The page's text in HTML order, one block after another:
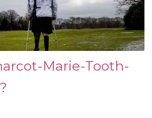
Marie-Tooth-